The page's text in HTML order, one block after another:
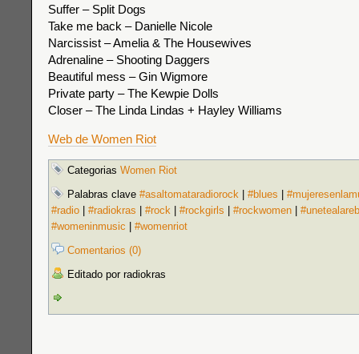
Suffer – Split Dogs
Take me back – Danielle Nicole
Narcissist – Amelia & The Housewives
Adrenaline – Shooting Daggers
Beautiful mess – Gin Wigmore
Private party – The Kewpie Dolls
Closer – The Linda Lindas + Hayley Williams
Web de Women Riot
Categorias Women Riot
Palabras clave #asaltomataradiorock #blues
#radio
#radiokras #rock #rockgirls #rockwomen
#womeninmusic
#womenriot
Comentarios (0)
Editado por radiokras